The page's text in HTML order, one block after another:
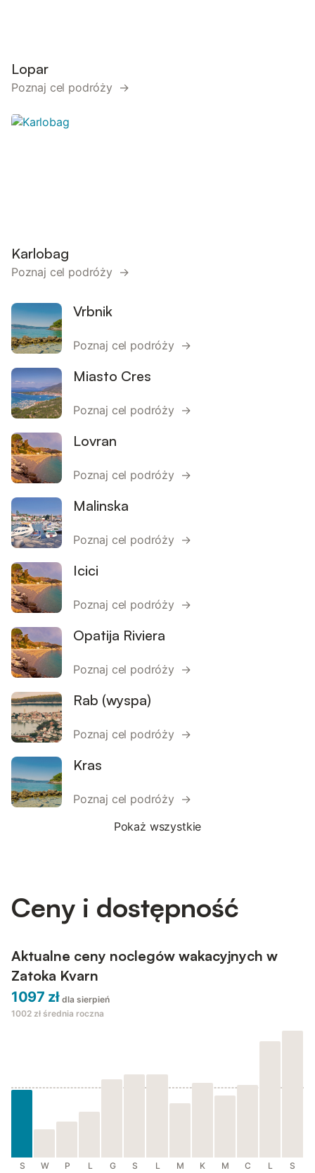
Lopar
Poznaj cel podróży →
Karlobag
Poznaj cel podróży →
Vrbnik
Poznaj cel podróży →
Miasto Cres
Poznaj cel podróży →
Lovran
Poznaj cel podróży →
Malinska
Poznaj cel podróży →
Icici
Poznaj cel podróży →
Opatija Riviera
Poznaj cel podróży →
Rab (wyspa)
Poznaj cel podróży →
Kras
Poznaj cel podróży →
Pokaż wszystkie
Ceny i dostępność
Aktualne ceny noclegów wakacyjnych w
Zatoka Kvarn
1097 zł dla sierpień
1002 zł średnia roczna
S W P L G S L M K M C L S